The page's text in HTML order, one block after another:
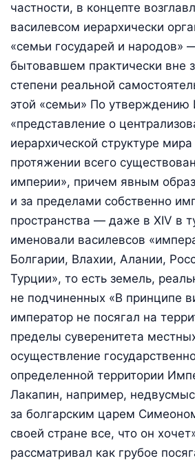
частности, в концепте
василевсом иерархически
«семьи государей и народов»
бытовавшем практически вне
степени реальной
этой «семьи» По
«представление о
иерархической структуре
протяжении всего
империи», причем явным
и за пределами собственно
пространства — даже в XIV в
именовали василевсов
Болгарии, Влахии, Алании,
Турции», то есть земель,
не подчиненных «В принципе
император не посягал на
пределы суверенитета
осуществление
определенной территории
Лакапин, например,
за болгарским царем
своей стране все, что он
рассматривал как грубое